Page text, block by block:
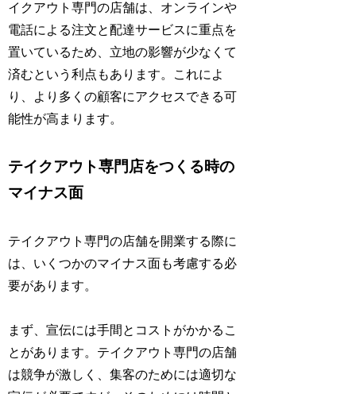
イクアウト専門の店舗は、オンラインや
電話による注文と配達サービスに重点を
置いているため、立地の影響が少なくて
済むという利点もあります。これによ
り、より多くの顧客にアクセスできる可
能性が高まります。
テイクアウト専門店をつくる時の
マイナス面
テイクアウト専門の店舗を開業する際に
は、いくつかのマイナス面も考慮する必
要があります。
まず、宣伝には手間とコストがかかるこ
とがあります。テイクアウト専門の店舗
は競争が激しく、集客のためには適切な